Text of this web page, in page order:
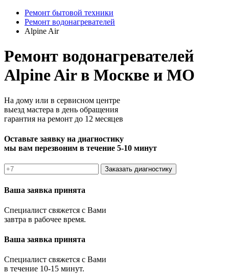
Ремонт бытовой техники
Ремонт водонагревателей
Alpine Air
Ремонт водонагревателей
Alpine Air в Москве и МО
На дому или в сервисном центре
выезд мастера в день обращения
гарантия на ремонт до 12 месяцев
Оставьте заявку на диагностику
мы вам перезвоним в течение 5-10 минут
Заказать диагностику
Ваша заявка принята
Специалист свяжется с Вами
завтра в рабочее время.
Ваша заявка принята
Специалист свяжется с Вами
в течение 10-15 минут.